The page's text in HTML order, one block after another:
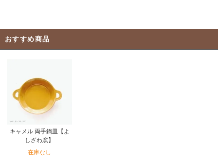
おすすめ商品
キャメル 両手鍋皿【よ
しざわ窯】
在庫なし